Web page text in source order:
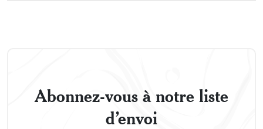
Abonnez-vous à notre liste
d’envoi